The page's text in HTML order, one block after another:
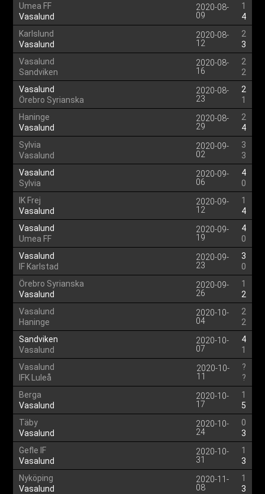
Umea FF
Vasalund
2020-08-
09
1
4
Karlslund
Vasalund
2020-08-
12
2
3
Vasalund
Sandviken
2020-08-
16
2
2
Vasalund
Örebro Syrianska
2020-08-
23
2
1
Haninge
Vasalund
2020-08-
29
2
4
Sylvia
Vasalund
2020-09-
02
3
3
Vasalund
Sylvia
2020-09-
06
4
0
IK Frej
Vasalund
2020-09-
12
1
4
Vasalund
Umea FF
2020-09-
19
4
0
Vasalund
IF Karlstad
2020-09-
23
3
0
Örebro Syrianska
Vasalund
2020-09-
26
1
2
Vasalund
Haninge
2020-10-
04
2
2
Sandviken
Vasalund
2020-10-
07
4
1
Vasalund
IFK Luleå
2020-10-
11
?
?
Berga
Vasalund
2020-10-
17
1
5
Täby
Vasalund
2020-10-
24
0
3
Gefle IF
Vasalund
2020-10-
31
1
3
Nyköping
Vasalund
2020-11-
08
1
3